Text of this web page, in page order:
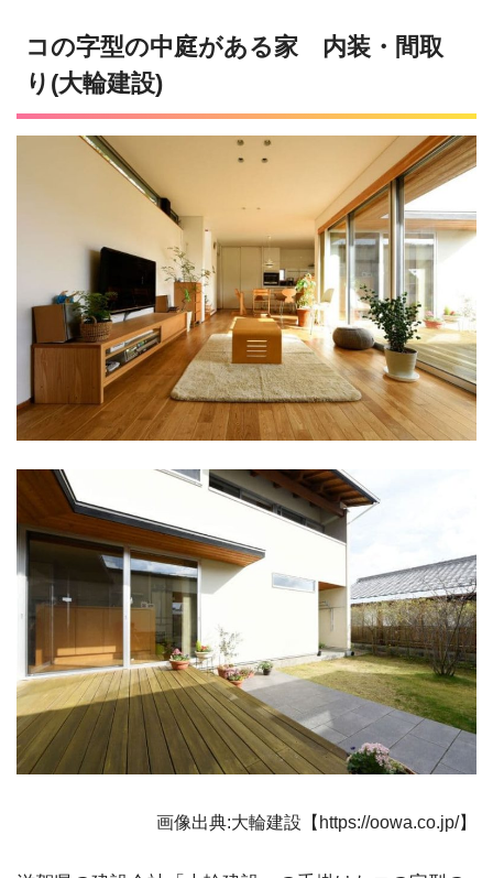
コの字型の中庭がある家 内装・間取
り(大輪建設)
画像出典:大輪建設【https://oowa.co.jp/】